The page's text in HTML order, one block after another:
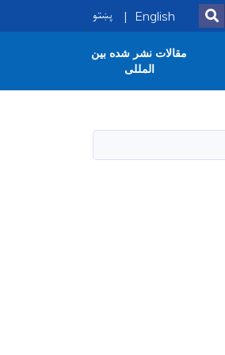
SEARCH
English پښتو
مقالات نشر شده بین
المللی